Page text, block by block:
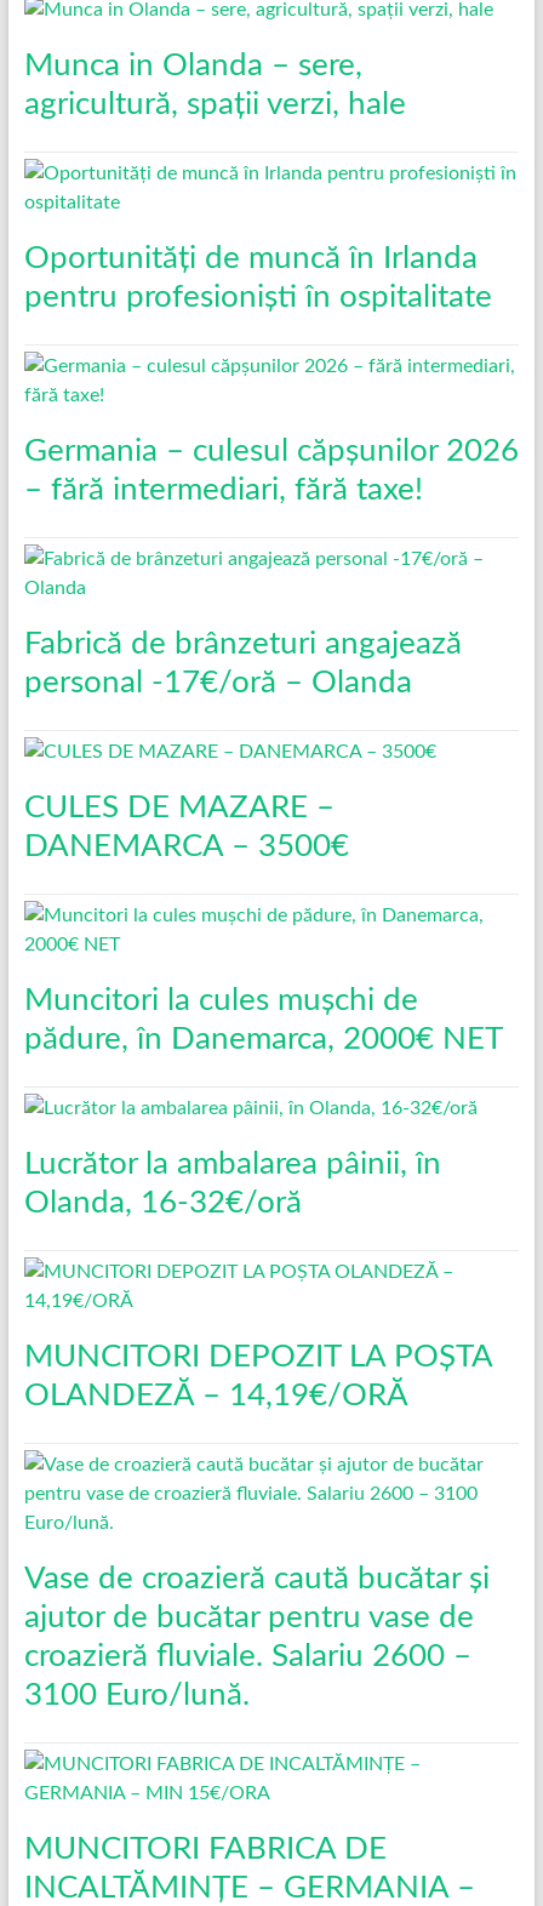
Munca in Olanda – sere,
agricultură, spații verzi, hale
Oportunități de muncă în Irlanda
pentru profesioniști în ospitalitate
Germania – culesul căpșunilor 2026
– fără intermediari, fără taxe!
Fabrică de brânzeturi angajează
personal -17€/oră – Olanda
CULES DE MAZARE –
DANEMARCA – 3500€
Muncitori la cules mușchi de
pădure, în Danemarca, 2000€ NET
Lucrător la ambalarea pâinii, în
Olanda, 16-32€/oră
MUNCITORI DEPOZIT LA POȘTA
OLANDEZĂ – 14,19€/ORĂ
Vase de croazieră caută bucătar și
ajutor de bucătar pentru vase de
croazieră fluviale. Salariu 2600 –
3100 Euro/lună.
MUNCITORI FABRICA DE
INCALTĂMINȚE – GERMANIA –